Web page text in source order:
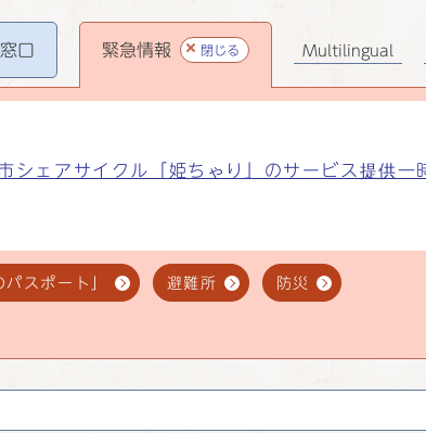
窓口 緊急情報 閉じる
シェアサイクル「姫ちゃり」のサービス提供一
スポート」 避難所 防災
Multilingual